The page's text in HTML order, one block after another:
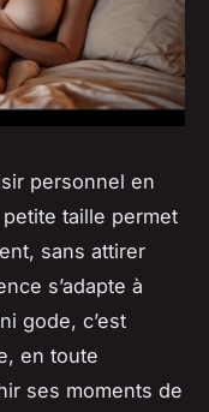
personnel en
taille permet
sans attirer
s’adapte à
gode, c’est
en toute
ses moments de